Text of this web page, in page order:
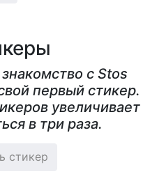
с Stos
первый стикер.
увеличивает
в три раза.
стикер